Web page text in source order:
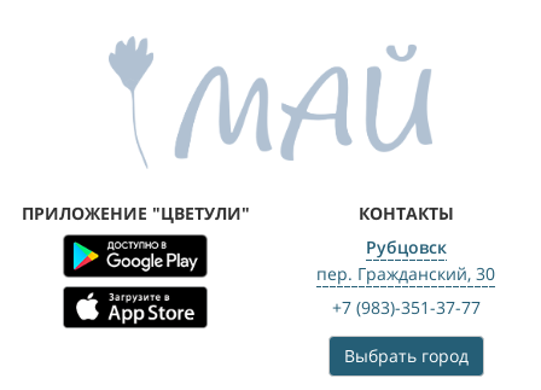
ПРИЛОЖЕНИЕ "ЦВЕТУЛИ"
КОНТАКТЫ
Рубцовск
пер. Гражданский, 30
+7 (983)-351-37-77
Выбрать город